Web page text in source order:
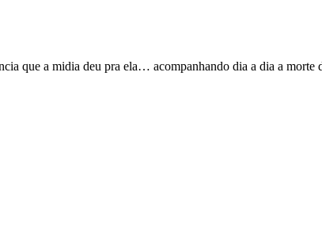
que a midia deu pra ela… acompanhando dia a dia a